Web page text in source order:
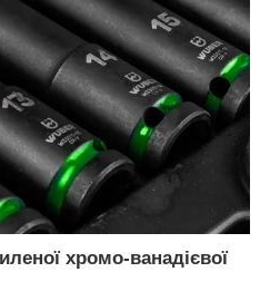
хромо-ванадієвої